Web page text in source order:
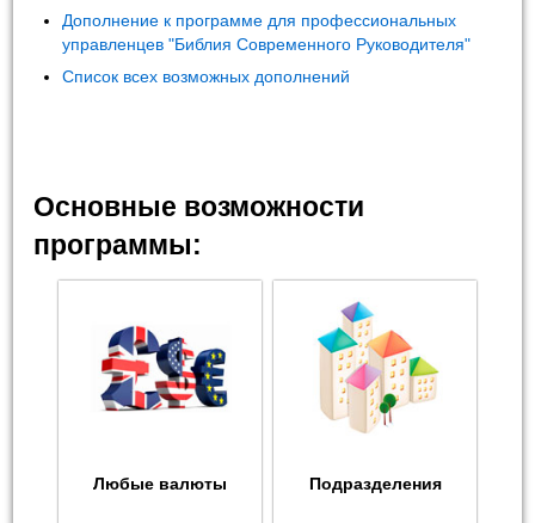
Дополнение к программе для профессиональных
управленцев "Библия Современного Руководителя"
Список всех возможных дополнений
Основные возможности
программы:
Любые валюты Подразделения